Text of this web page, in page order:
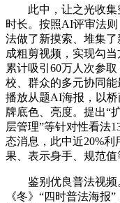
此中，让之光收集
时长。按照AI评审法
法做了新摸索、堆集
成粗剪视频，实现勾
累计吸引60万人次参
校、群众的多元协同
播放从题AI海报，以
牌底色、亮度。提出“
层管理”等针对性看法
态消息，此中近20%
果、表示身手、规范值
鉴别优良普法视频
《冬》“四时普法海报